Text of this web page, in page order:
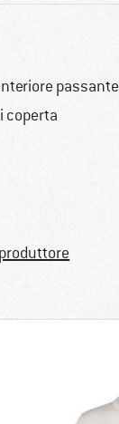
passante
coperta